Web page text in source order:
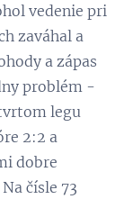
vedenie pri
zaváhal a
a zápas
problém -
legu
2:2 a
dobre
čísle 73